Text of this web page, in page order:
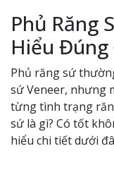
Phủ Răng
Hiểu
Phủ răng sứ
sứ Veneer, nhưng
từng tình trạng
sứ là gì? Có tốt
hiểu chi tiết dưới